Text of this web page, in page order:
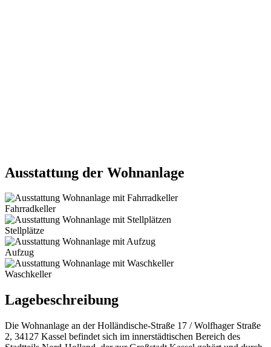
Ausstattung der Wohnanlage
Fahrradkeller
Stellplätze
Aufzug
Waschkeller
Lagebeschreibung
Die Wohnanlage an der Holländische-Straße 17 / Wolfhager Straße
2, 34127 Kassel befindet sich im innerstädtischen Bereich des